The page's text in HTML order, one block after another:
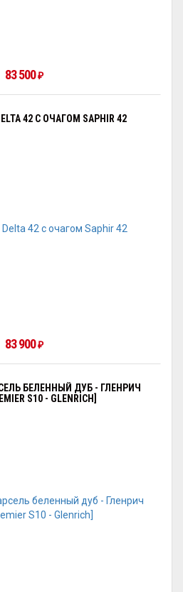
83 500₽
42 С ОЧАГОМ SAPHIR 42
83 900₽
БЕЛЕННЫЙ ДУБ - ГЛЕНРИЧ
S10 - GLENRICH]